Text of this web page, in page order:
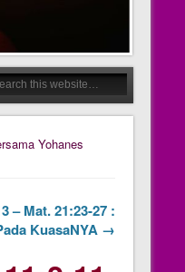
Yohanes
– Mat. 21:23-27 :
KuasaNYA →